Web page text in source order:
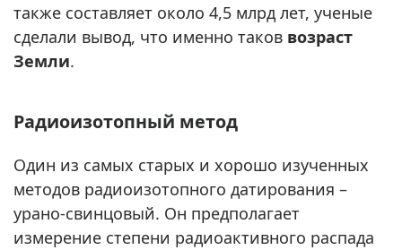
также составляет около 4,5 млрд лет, ученые
сделали вывод, что именно таков возраст
Земли.
Радиоизотопный метод
Один из самых старых и хорошо изученных
методов радиоизотопного датирования –
урано-свинцовый. Он предполагает
измерение степени радиоактивного распада